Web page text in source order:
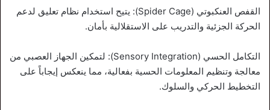
القفص العنكبوتي (Spider Cage): يتيح استخدام نظام تعليق لدعم
الحركة الجزئية والتدريب على الاستقلالية بأمان.
التكامل الحسي (Sensory Integration): لتمكين الجهاز العصبي من
معالجة وتنظيم المعلومات الحسية بفعالية، مما ينعكس إيجاباً على
التخطيط الحركي والسلوك.